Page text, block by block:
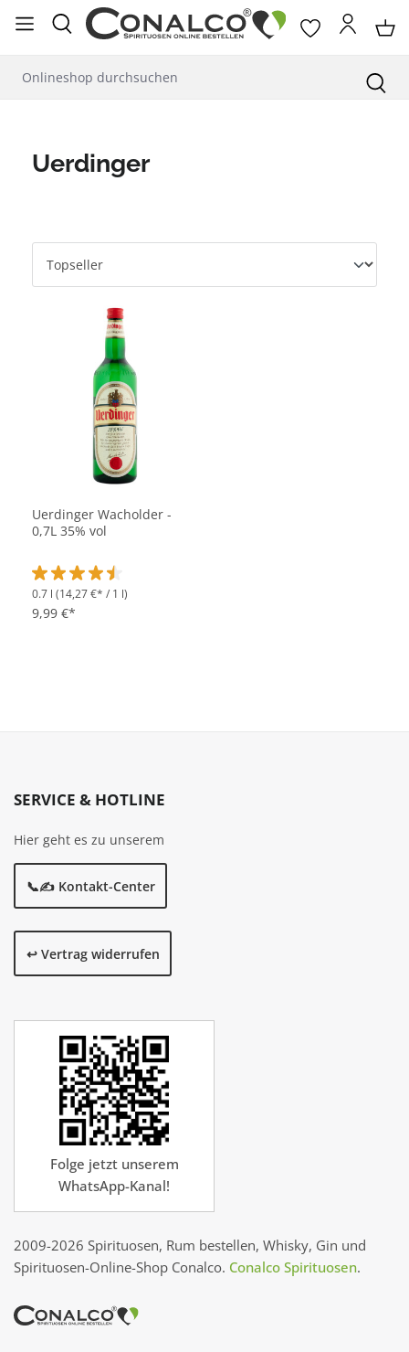
springen
Uerdinger
Uerdinger Wacholder -
0,7L 35% vol
Durchschnittliche Bewertung von 4.4 von 5 Sternen
0.7 l (14,27 €* / 1 l)
9,99 €*
SERVICE & HOTLINE
Hier geht es zu unserem
📞✍️ Kontakt-Center
↩️ Vertrag widerrufen
Folge jetzt unserem
WhatsApp-Kanal!
2009-2026 Spirituosen, Rum bestellen, Whisky, Gin und
Spirituosen-Online-Shop Conalco. Conalco Spirituosen.